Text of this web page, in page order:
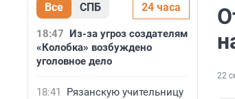
Все СПБ 24 часа
18:47 Из-за угроз создателям
«Колобка» возбуждено
уголовное дело
18:41
Рязанскую учительницу
22